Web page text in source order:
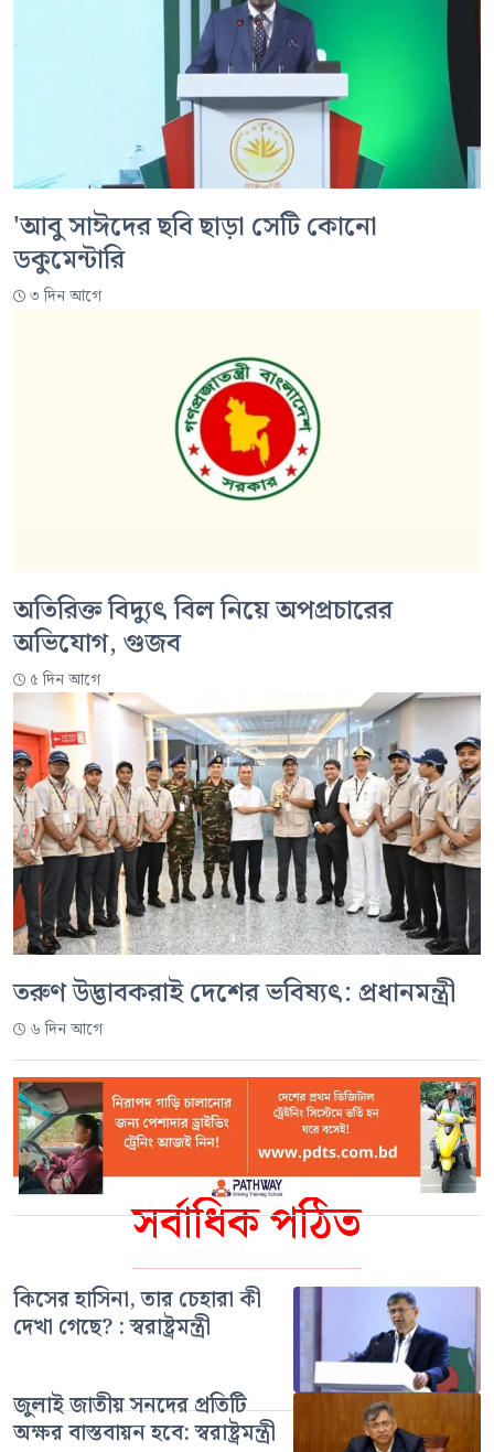
সর্বাধিক পঠিত
কিসের হাসিনা, তার চেহারা কী
দেখা গেছে? : স্বরাষ্ট্রমন্ত্রী
জুলাই জাতীয় সনদের প্রতিটি
অক্ষর বাস্তবায়ন হবে: স্বরাষ্ট্রমন্ত্রী
'আবু সাঈদের ছবি ছাড়া সেটি কোনো
ডকুমেন্টারি
৩ দিন আগে
অতিরিক্ত বিদ্যুৎ বিল নিয়ে অপপ্রচারের
অভিযোগ, গুজব
৫ দিন আগে
তরুণ উদ্ভাবকরাই দেশের ভবিষ্যৎ: প্রধানমন্ত্রী
৬ দিন আগে